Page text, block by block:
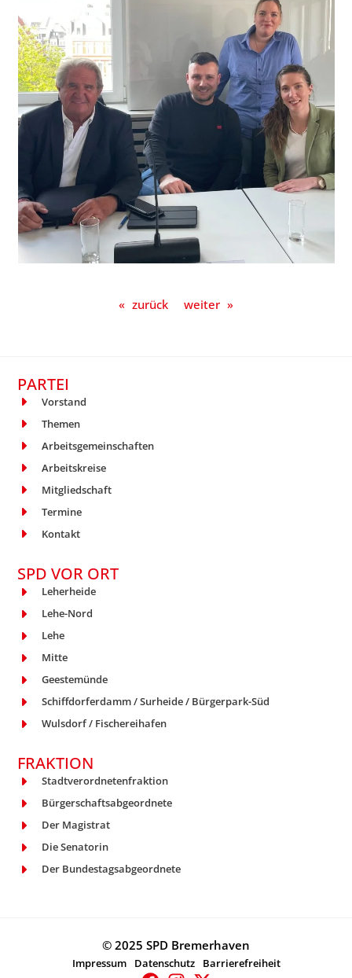
« zurück weiter »
PARTEI
Vorstand
Themen
Arbeitsgemeinschaften
Arbeitskreise
Mitgliedschaft
Termine
Kontakt
SPD VOR ORT
Leherheide
Lehe-Nord
Lehe
Mitte
Geestemünde
Schiffdorferdamm / Surheide / Bürgerpark-Süd
Wulsdorf / Fischereihafen
FRAKTION
Stadtverordnetenfraktion
Bürgerschaftsabgeordnete
Der Magistrat
Die Senatorin
Der Bundestagsabgeordnete
© 2025 SPD Bremerhaven
Impressum Datenschutz Barrierefreiheit